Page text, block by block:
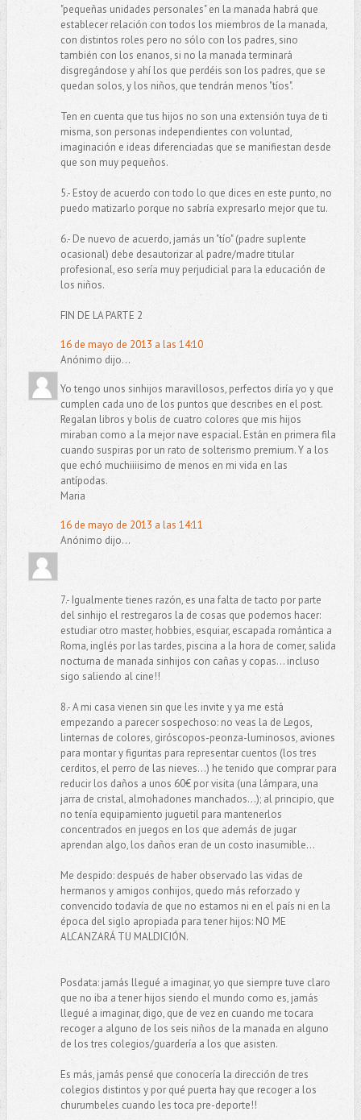
"pequeñas unidades personales" en la manada habrá que
establecer relación con todos los miembros de la manada,
con distintos roles pero no sólo con los padres, sino
también con los enanos, si no la manada terminará
disgregándose y ahí los que perdéis son los padres, que se
quedan solos, y los niños, que tendrán menos "tíos".
Ten en cuenta que tus hijos no son una extensión tuya de ti
misma, son personas independientes con voluntad,
imaginación e ideas diferenciadas que se manifiestan desde
que son muy pequeños.
5.- Estoy de acuerdo con todo lo que dices en este punto, no
puedo matizarlo porque no sabría expresarlo mejor que tu.
6.- De nuevo de acuerdo, jamás un "tío" (padre suplente
ocasional) debe desautorizar al padre/madre titular
profesional, eso sería muy perjudicial para la educación de
los niños.
FIN DE LA PARTE 2
16 de mayo de 2013 a las 14:10
Anónimo dijo...
Yo tengo unos sinhijos maravillosos, perfectos diría yo y que
cumplen cada uno de los puntos que describes en el post.
Regalan libros y bolis de cuatro colores que mis hijos
miraban como a la mejor nave espacial. Están en primera fila
cuando suspiras por un rato de solterismo premium. Y a los
que echó muchiiiisimo de menos en mi vida en las
antípodas.
Maria
16 de mayo de 2013 a las 14:11
Anónimo dijo...
7.- Igualmente tienes razón, es una falta de tacto por parte
del sinhijo el restregaros la de cosas que podemos hacer:
estudiar otro master, hobbies, esquiar, escapada romántica a
Roma, inglés por las tardes, piscina a la hora de comer, salida
nocturna de manada sinhijos con cañas y copas... incluso
sigo saliendo al cine!!
8.- A mi casa vienen sin que les invite y ya me está
empezando a parecer sospechoso: no veas la de Legos,
linternas de colores, giróscopos-peonza-luminosos, aviones
para montar y figuritas para representar cuentos (los tres
cerditos, el perro de las nieves...) he tenido que comprar para
reducir los daños a unos 60€ por visita (una lámpara, una
jarra de cristal, almohadones manchados...); al principio, que
no tenía equipamiento juguetil para mantenerlos
concentrados en juegos en los que además de jugar
aprendan algo, los daños eran de un costo inasumible...
Me despido: después de haber observado las vidas de
hermanos y amigos conhijos, quedo más reforzado y
convencido todavía de que no estamos ni en el país ni en la
época del siglo apropiada para tener hijos: NO ME
ALCANZARÁ TU MALDICIÓN.
Posdata: jamás llegué a imaginar, yo que siempre tuve claro
que no iba a tener hijos siendo el mundo como es, jamás
llegué a imaginar, digo, que de vez en cuando me tocara
recoger a alguno de los seis niños de la manada en alguno
de los tres colegios/guardería a los que asisten.
Es más, jamás pensé que conocería la dirección de tres
colegios distintos y por qué puerta hay que recoger a los
churumbeles cuando les toca pre-deporte!!